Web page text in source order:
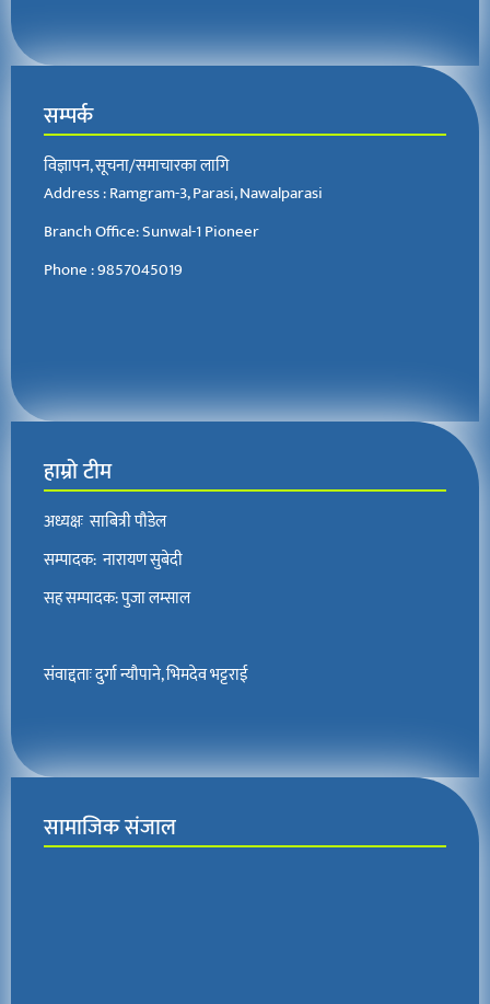
सम्पर्क
विज्ञापन, सूचना/समाचारका लागि
Address : Ramgram-3, Parasi, Nawalparasi
Branch Office: Sunwal-1 Pioneer
Phone : 9857045019
हाम्रो टीम
अध्यक्षः साबित्री पौडेल
सम्पादक: नारायण सुबेदी
सह सम्पादक: पुजा लम्साल
संवाद्दताः दुर्गा न्यौपाने, भिमदेव भट्टराई
सामाजिक संजाल